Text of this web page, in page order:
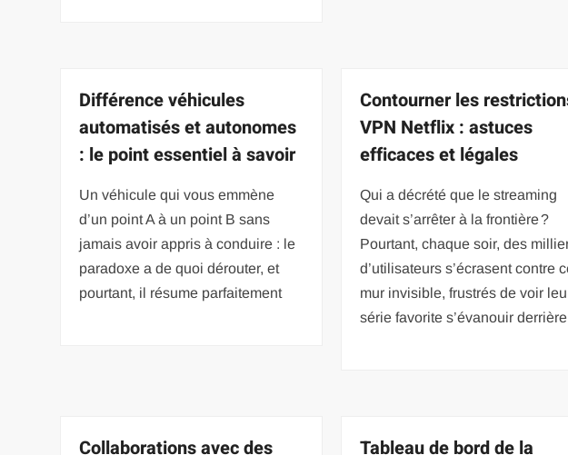
Différence véhicules
automatisés et autonomes
: le point essentiel à savoir
Un véhicule qui vous emmène
d’un point A à un point B sans
jamais avoir appris à conduire : le
paradoxe a de quoi dérouter, et
pourtant, il résume parfaitement
Contourner les
VPN Netflix : astuces
efficaces et légales
Qui a décrété que le streaming
devait s’arrêter à la frontière ?
Pourtant, chaque soir, des
d’utilisateurs s’écrasent contre
mur invisible, frustrés de voir
série favorite s’évanouir derrière
Collaborations avec des
Tableau de bord de la